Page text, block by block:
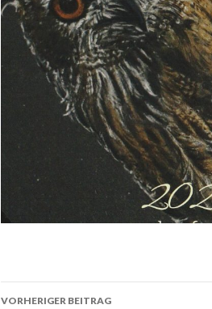
Beitrags-
VORHERIGER BEITRAG